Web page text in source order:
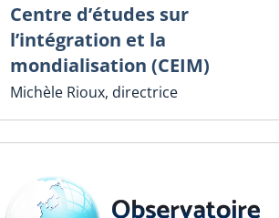
Centre d’études sur
l’intégration et la
mondialisation (CEIM)
Michèle Rioux, directrice